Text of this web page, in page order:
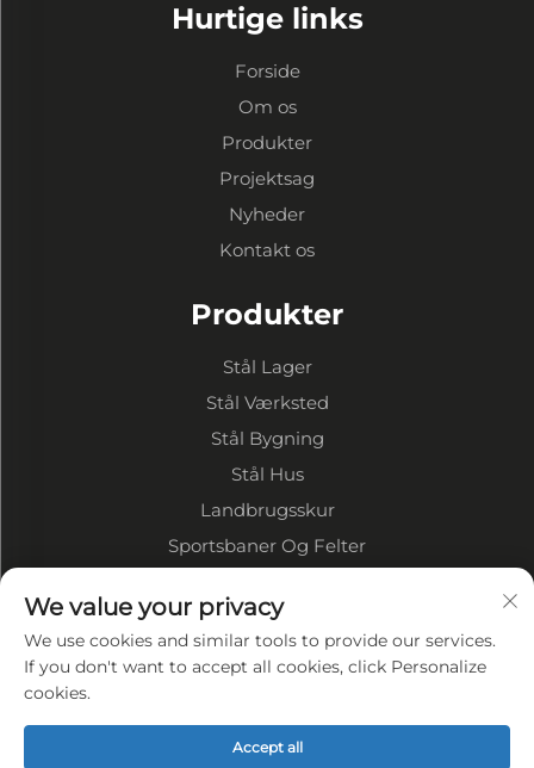
Hurtige links
Forside
Om os
Produkter
Projektsag
Nyheder
Kontakt os
Produkter
Stål Lager
Stål Værksted
Stål Bygning
Stål Hus
Landbrugsskur
Sportsbaner Og Felter
OM VIRKSOMHEDEN
Virksomhedsprofil
We value your privacy
We use cookies and similar tools to provide our services.
If you don't want to accept all cookies, click Personalize
cookies.
Accept all